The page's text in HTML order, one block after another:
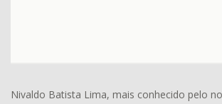
Nivaldo Batista Lima, mais conhecido pelo